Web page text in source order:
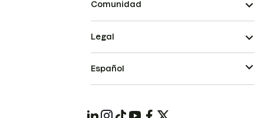
Comunidad
Legal
Español